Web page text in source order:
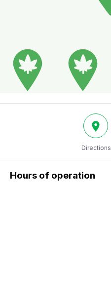
Directions
Hours of operation